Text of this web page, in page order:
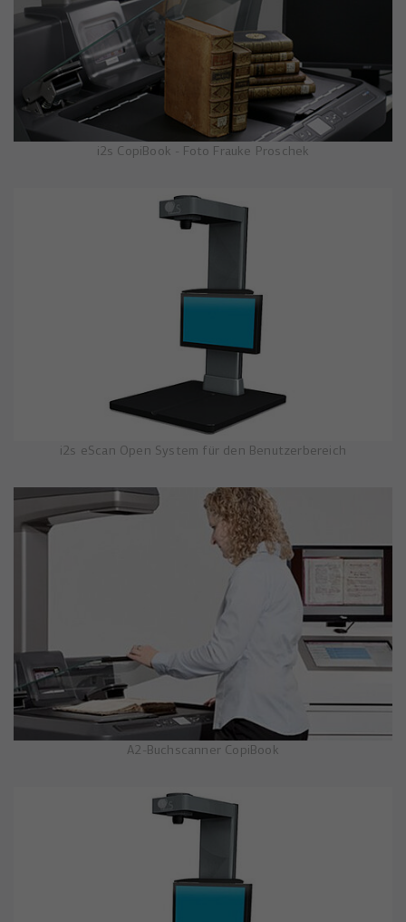
i2s CopiBook - Foto Frauke Proschek
i2s eScan Open System für den Benutzerbereich
A2-Buchscanner CopiBook